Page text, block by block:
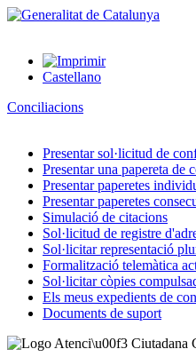
Castellano
Conciliacions
Presentar sol·licitud de
Presentar una papereta de
Presentar paperetes
Presentar paperetes
Simulació de citacions
Sol·licitud de registre
Sol·licitar representació
Formalització telemàtica
Sol·licitar còpies
Els meus expedients de
Documents de suport